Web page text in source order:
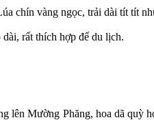
chín vàng ngọc, trải dài tít tít
rất thích hợp để du lịch.
lên Mường Phăng, hoa dã quỳ